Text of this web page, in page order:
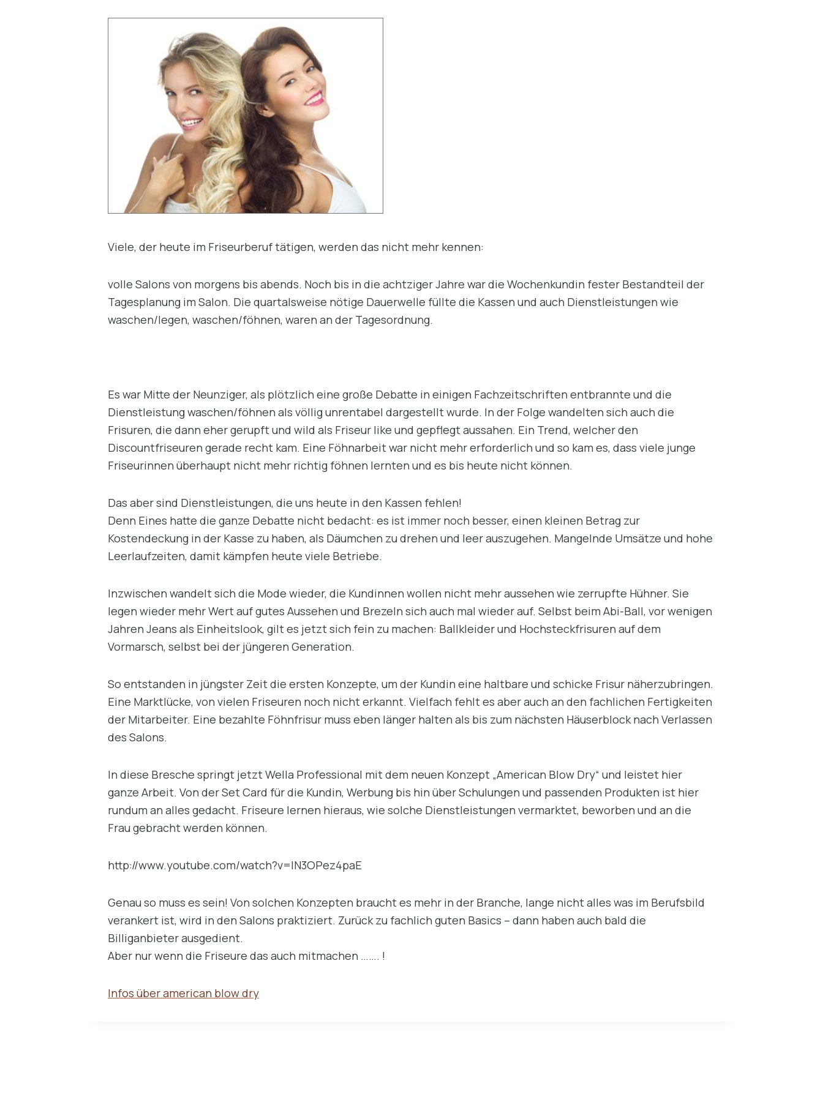
Viele, der heute im Friseurberuf tätigen, werden das nicht mehr kennen:
volle Salons von morgens bis abends. Noch bis in die achtziger Jahre war die Wochenkundin fester Bestandteil der
Tagesplanung im Salon. Die quartalsweise nötige Dauerwelle füllte die Kassen und auch Dienstleistungen wie
waschen/legen, waschen/föhnen, waren an der Tagesordnung.
Es war Mitte der Neunziger, als plötzlich eine große Debatte in einigen Fachzeitschriften entbrannte und die
Dienstleistung waschen/föhnen als völlig unrentabel dargestellt wurde. In der Folge wandelten sich auch die
Frisuren, die dann eher gerupft und wild als Friseur like und gepflegt aussahen. Ein Trend, welcher den
Discountfriseuren gerade recht kam. Eine Föhnarbeit war nicht mehr erforderlich und so kam es, dass viele junge
Friseurinnen überhaupt nicht mehr richtig föhnen lernten und es bis heute nicht können.
Das aber sind Dienstleistungen, die uns heute in den Kassen fehlen!
Denn Eines hatte die ganze Debatte nicht bedacht: es ist immer noch besser, einen kleinen Betrag zur
Kostendeckung in der Kasse zu haben, als Däumchen zu drehen und leer auszugehen. Mangelnde Umsätze und hohe
Leerlaufzeiten, damit kämpfen heute viele Betriebe.
Inzwischen wandelt sich die Mode wieder, die Kundinnen wollen nicht mehr aussehen wie zerrupfte Hühner. Sie
legen wieder mehr Wert auf gutes Aussehen und Brezeln sich auch mal wieder auf. Selbst beim Abi-Ball, vor wenigen
Jahren Jeans als Einheitslook, gilt es jetzt sich fein zu machen: Ballkleider und Hochsteckfrisuren auf dem
Vormarsch, selbst bei der jüngeren Generation.
So entstanden in jüngster Zeit die ersten Konzepte, um der Kundin eine haltbare und schicke Frisur näherzubringen.
Eine Marktlücke, von vielen Friseuren noch nicht erkannt. Vielfach fehlt es aber auch an den fachlichen Fertigkeiten
der Mitarbeiter. Eine bezahlte Föhnfrisur muss eben länger halten als bis zum nächsten Häuserblock nach Verlassen
des Salons.
In diese Bresche springt jetzt Wella Professional mit dem neuen Konzept „American Blow Dry“ und leistet hier
ganze Arbeit. Von der Set Card für die Kundin, Werbung bis hin über Schulungen und passenden Produkten ist hier
rundum an alles gedacht. Friseure lernen hieraus, wie solche Dienstleistungen vermarktet, beworben und an die
Frau gebracht werden können.
http://www.youtube.com/watch?v=IN3OPez4paE
Genau so muss es sein! Von solchen Konzepten braucht es mehr in der Branche, lange nicht alles was im Berufsbild
verankert ist, wird in den Salons praktiziert. Zurück zu fachlich guten Basics – dann haben auch bald die
Billiganbieter ausgedient.
Aber nur wenn die Friseure das auch mitmachen ……. !
Infos über american blow dry